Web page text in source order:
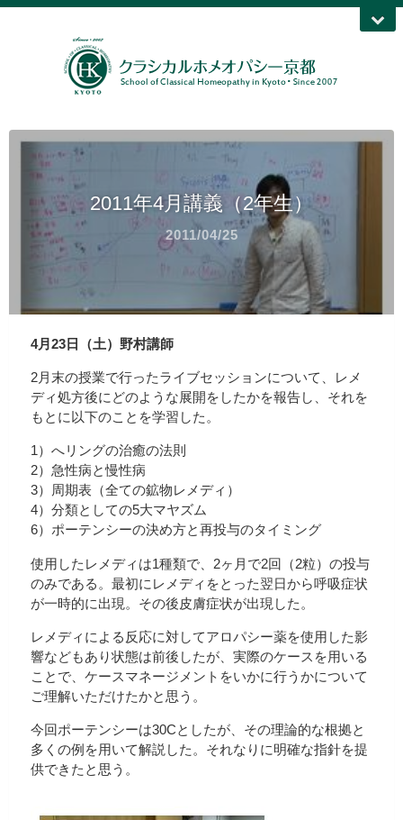
2011年4月講義（2年生）
2011/04/25
4月23日（土）野村講師
2月末の授業で行ったライブセッションについて、レメ
ディ処方後にどのような展開をしたかを報告し、それを
もとに以下のことを学習した。
1）へリングの治癒の法則
2）急性病と慢性病
3）周期表（全ての鉱物レメディ）
4）分類としての5大マヤズム
6）ポーテンシーの決め方と再投与のタイミング
使用したレメディは1種類で、2ヶ月で2回（2粒）の投与
のみである。最初にレメディをとった翌日から呼吸症状
が一時的に出現。その後皮膚症状が出現した。
レメディによる反応に対してアロパシー薬を使用した影
響などもあり状態は前後したが、実際のケースを用いる
ことで、ケースマネージメントをいかに行うかについて
ご理解いただけたかと思う。
今回ポーテンシーは30Cとしたが、その理論的な根拠と
多くの例を用いて解説した。それなりに明確な指針を提
供できたと思う。